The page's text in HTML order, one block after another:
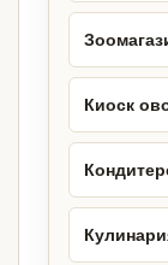
Киоск